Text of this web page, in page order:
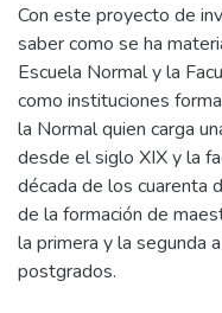
Con este proyecto de
saber como se ha
Escuela Normal y la
como instituciones
la Normal quien carga
desde el siglo XIX y la
década de los cuarenta
de la formación de
la primera y la segunda
postgrados.